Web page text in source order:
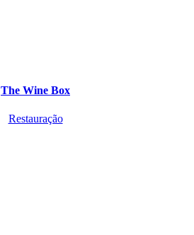
The Wine Box
Restauração